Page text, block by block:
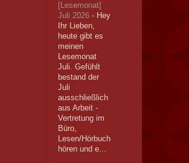
[Lesemonat]
Juli 2026 - Hey
Ihr Lieben,
heute gibt es
meinen
Lesemonat
Juli. Gefühlt
bestand der
Juli
ausschließlich
aus Arbeit -
Vertretung im
Büro,
Lesen/Hörbuch
hören und e...